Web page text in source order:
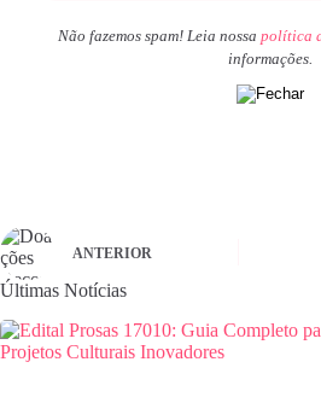
Não fazemos spam! Leia nossa política
informações.
ANTERIOR
Últimas Notícias